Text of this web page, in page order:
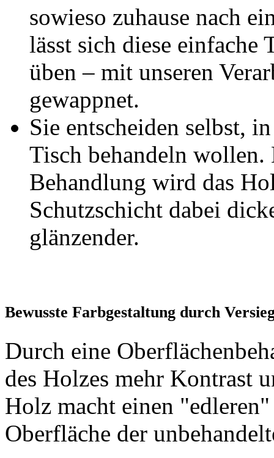
sowieso zuhause nach
lässt sich diese
üben – mit unseren
gewappnet.
Sie entscheiden selbst,
Tisch behandeln wollen.
Behandlung wird das
Schutzschicht dabei
glänzender.
Bewusste Farbgestaltung durch
Durch eine
des Holzes mehr Kontrast
Holz macht einen
Oberfläche der